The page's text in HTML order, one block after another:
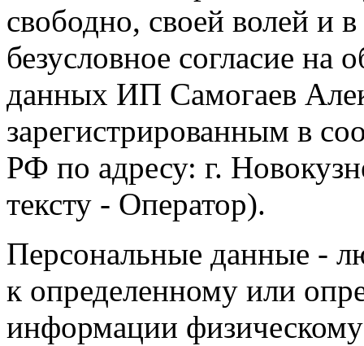
свободно, своей волей и
безусловное согласие на
данных ИП Самогаев
зарегистрированным в
РФ по адресу: г.
тексту - Оператор).
Персональные данные -
к определенному или
информации